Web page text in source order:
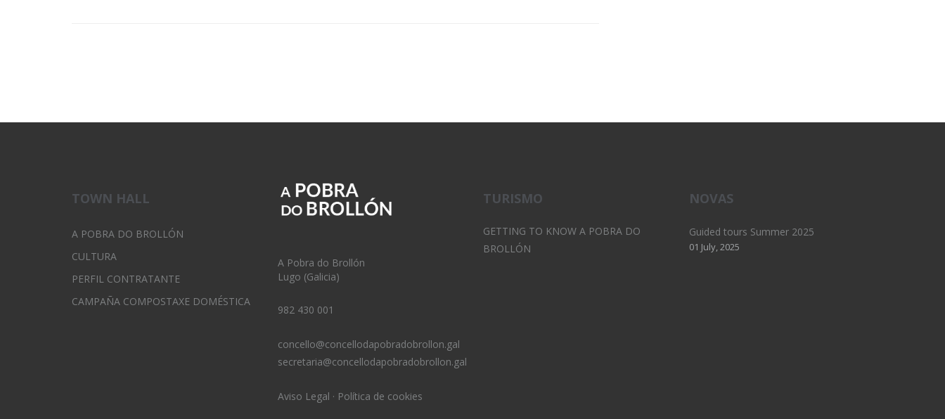
TOWN HALL
A POBRA DO BROLLÓN
CULTURA
PERFIL CONTRATANTE
CAMPAÑA COMPOSTAXE DOMÉSTICA
A Pobra do Brollón
Lugo (Galicia)
982 430 001
concello@concellodapobradobrollon.gal
secretaria@concellodapobradobrollon.gal
Aviso Legal · Política de cookies
TURISMO
GETTING TO KNOW A POBRA DO
BROLLÓN
NOVAS
Guided tours Summer 2025
01 July, 2025